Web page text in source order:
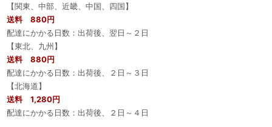
【関東、中部、近畿、中国、四国】
送料 880円
配達にかかる日数：出荷後、翌日～２日
【東北、九州】
送料 880円
配達にかかる日数：出荷後、２日～３日
【北海道】
送料 1,280円
配達にかかる日数：出荷後、２日～４日